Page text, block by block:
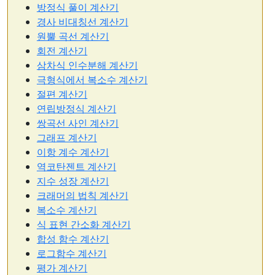
방정식 풀이 계산기
경사 비대칭선 계산기
원뿔 곡선 계산기
회전 계산기
삼차식 인수분해 계산기
극형식에서 복소수 계산기
절편 계산기
연립방정식 계산기
쌍곡선 사인 계산기
그래프 계산기
이항 계수 계산기
역코탄젠트 계산기
지수 성장 계산기
크래머의 법칙 계산기
복소수 계산기
식 표현 간소화 계산기
합성 함수 계산기
로그함수 계산기
평가 계산기